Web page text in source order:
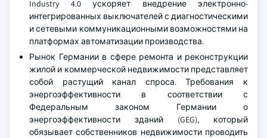
Industry 4.0 ускоряет внедрение электронно-
интегрированных выключателей с диагностическими
и сетевыми коммуникационными возможностями на
платформах автоматизации производства.
Рынок Германии в сфере ремонта и реконструкции
жилой и коммерческой недвижимости представляет
собой растущий канал спроса. Требования к
энергоэффективности в соответствии с
Федеральным законом Германии о
энергоэффективности зданий (GEG), который
обязывает собственников недвижимости проводить